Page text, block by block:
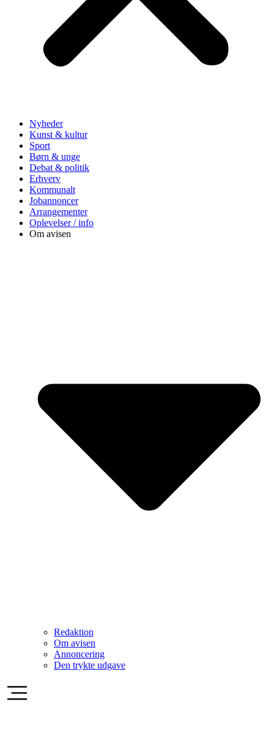
Nyheder
Kunst & kultur
Sport
Børn & unge
Debat & politik
Erhverv
Kommunalt
Jobannoncer
Arrangementer
Oplevelser / info
Om avisen
Redaktion
Om avisen
Annoncering
Den trykte udgave